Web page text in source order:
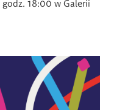
18:00 w Galerii